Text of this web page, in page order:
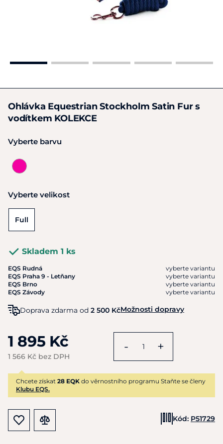
Ohlávka Equestrian Stockholm Satin Fur s
vodítkem KOLEKCE
Vyberte barvu
Vyberte velikost
Full
Skladem 1 ks
EQS Rudná
vyberte variantu
EQS Praha 9 - Letňany
vyberte variantu
EQS Brno
vyberte variantu
EQS Závody
vyberte variantu
Doprava zdarma od 2 500 KčMožnosti dopravy
1 895 Kč
1 566 Kč bez DPH
- +
Chcete získat 28 EQK do věrnostního programu Staňte se členy
Klubu EQS.
Kód: P51729